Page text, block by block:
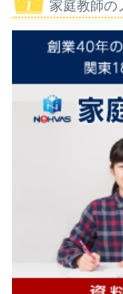
家庭教師の